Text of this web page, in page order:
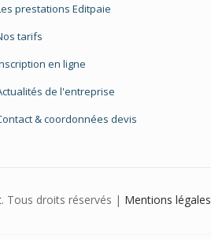
prestations Editpaie
tarifs
en ligne
de l'entreprise
& coordonnées devis
. Tous droits réservés | Mentions légales